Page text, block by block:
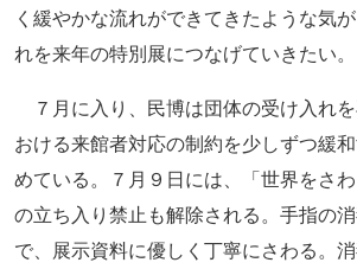
く緩やかな流れができてきたような気
れを来年の特別展につなげていきたい。
７月に入り、民博は団体の受け入れ
おける来館者対応の制約を少しずつ緩
めている。７月９日には、「世界をさ
の立ち入り禁止も解除される。手指の
で、展示資料に優しく丁寧にさわる。